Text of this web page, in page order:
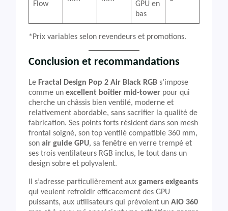
Flow
GPU en
bas
*Prix variables selon revendeurs et promotions.
Conclusion et recommandations
Le Fractal Design Pop 2 Air Black RGB s’impose
comme un excellent boîtier mid-tower pour qui
cherche un châssis bien ventilé, moderne et
relativement abordable, sans sacrifier la qualité de
fabrication. Ses points forts résident dans son mesh
frontal soigné, son top ventilé compatible 360 mm,
son air guide GPU, sa fenêtre en verre trempé et
ses trois ventilateurs RGB inclus, le tout dans un
design sobre et polyvalent.
Il s’adresse particulièrement aux gamers exigeants
qui veulent refroidir efficacement des GPU
puissants, aux utilisateurs qui prévoient un AIO 360